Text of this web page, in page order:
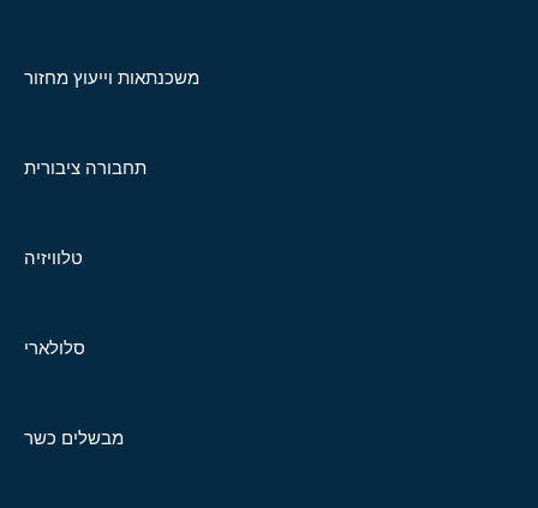
משכנתאות וייעוץ מחזור
תחבורה ציבורית
טלוויזיה
סלולארי
מבשלים כשר